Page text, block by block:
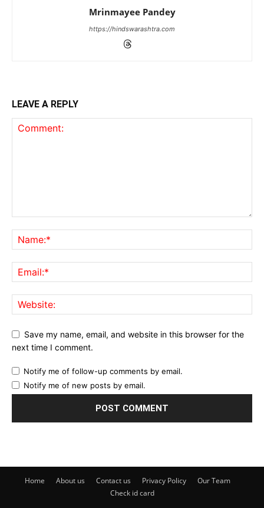
Mrinmayee Pandey
https://hindswarashtra.com
LEAVE A REPLY
Save my name, email, and website in this browser for the
next time I comment.
Notify me of follow-up comments by email.
Notify me of new posts by email.
Home About us Contact us Privacy Policy
Our Team
Check id card